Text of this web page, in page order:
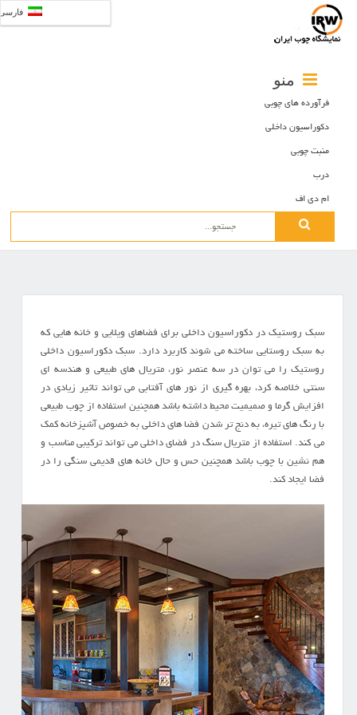
منو
فرآورده های چوبی
دکوراسیون داخلی
منبت چوبی
درب
ام دی اف
Search
سبک روستیک در دکوراسیون داخلی برای فضاهای ویلایی و خانه هایی که
به سبک روستایی ساخته می شوند کاربرد دارد. سبک دکوراسیون داخلی
روستیک را می توان در سه عنصر نور، متریال های طبیعی و هندسه ای
سنتی خلاصه کرد، بهره گیری از نور های آفتابی می تواند تاثیر زیادی در
افزایش گرما و صمیمیت محیط داشته باشد همچنین استفاده از چوب طبیعی
با رنگ های تیره، به دنج تر شدن فضا های داخلی به خصوص آشپزخانه کمک
می کند. استفاده از متریال سنگ در فضای داخلی می تواند ترکیبی مناسب و
هم نشین با چوب باشد همچنین حس و حال خانه های قدیمی سنگی را در
فضا ایجاد کند.